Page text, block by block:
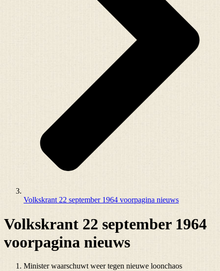
Volkskrant 22 september 1964 voorpagina nieuws
Volkskrant 22 september 1964
voorpagina nieuws
Minister waarschuwt weer tegen nieuwe loonchaos